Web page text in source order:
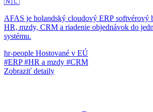
AFAS je holandský cloudový ERP softvérový
HR, mzdy, CRM a riadenie objednávok do
systému.
hr-people Hostované v EÚ
#ERP#HR a mzdy #CRM
Zobraziť detaily